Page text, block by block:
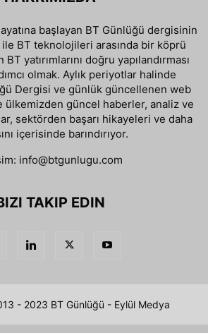
başlayan BT Günlüğü dergisinin
ile BT teknolojileri arasında bir köprü
yatırımlarını doğru yapılandırması
olmak. Aylık periyotlar halinde
Dergisi ve günlük güncellenen web
ülkemizden güncel haberler, analiz ve
sektörden başarı hikayeleri ve daha
içerisinde barındırıyor.
info@btgunlugu.com
TAKIP EDIN
- 2023 BT Günlüğü - Eylül Medya